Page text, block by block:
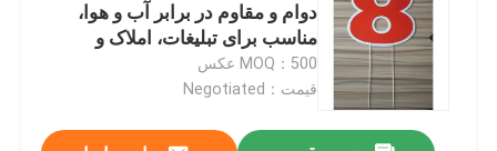
محصولات
ویدیو
دوام و مقاوم در برابر آب و هوا،
مناسب برای تبلیغات، املاک و
مستغلات، رویدادها و تبلیغات. سبک
وزن، قابل استفاده مجدد، و طراحی
MOQ：500 عکس
قیمت：Negotiated